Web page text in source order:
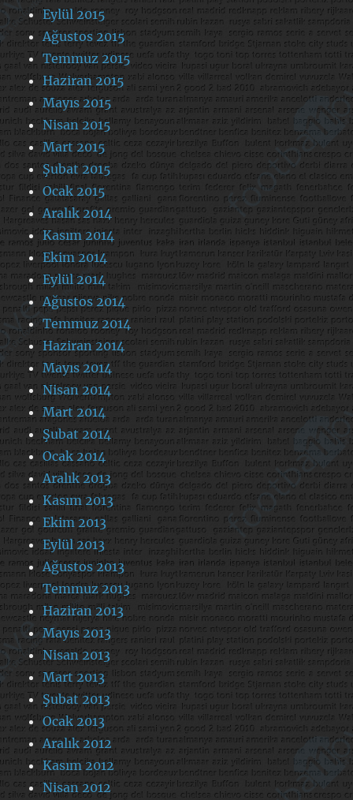
Eylül 2015
Ağustos 2015
Temmuz 2015
Haziran 2015
Mayıs 2015
Nisan 2015
Mart 2015
Şubat 2015
Ocak 2015
Aralık 2014
Kasım 2014
Ekim 2014
Eylül 2014
Ağustos 2014
Temmuz 2014
Haziran 2014
Mayıs 2014
Nisan 2014
Mart 2014
Şubat 2014
Ocak 2014
Aralık 2013
Kasım 2013
Ekim 2013
Eylül 2013
Ağustos 2013
Temmuz 2013
Haziran 2013
Mayıs 2013
Nisan 2013
Mart 2013
Şubat 2013
Ocak 2013
Aralık 2012
Kasım 2012
Nisan 2012